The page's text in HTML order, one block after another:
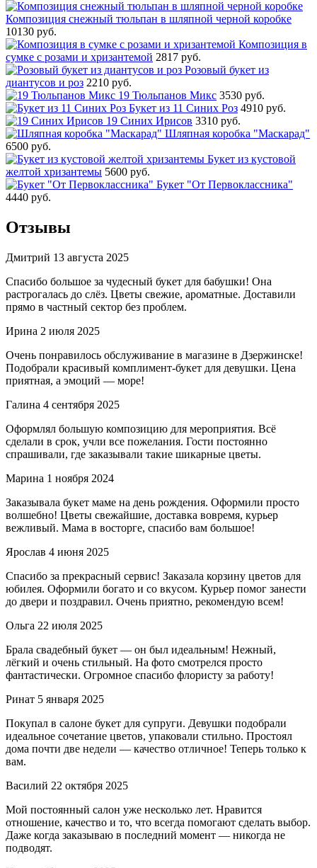
Композиция снежный тюльпан в шляпной черной коробке
10130 руб.
Композиция в
сумке с розами и хризантемой 2817 руб.
Розовый букет из
диантусов и роз 2210 руб.
19 Тюльпанов Микс 3530 руб.
Букет из 11 Синих Роз 4910 руб.
19 Синих Ирисов 3310 руб.
Шляпная коробка "Маскарад"
6500 руб.
Букет из кустовой
желтой хризантемы 5600 руб.
Букет "От Первоклассника"
4440 руб.
Отзывы
Дмитрий 13 августа 2025
Спасибо большое за чудесный букет для бабушки! Она
растрогалась до слёз. Цветы свежие, ароматные. Доставили
прямо в частный сектор без проблем.
Ирина 2 июля 2025
Очень понравилось обслуживание в магазине в Дзержинске!
Подобрали красивый комплимент-букет для девушки. Цена
приятная, а эмоций — море!
Галина 4 сентября 2025
Оформлял большую композицию для мероприятия. Всё
сделали в срок, учли все пожелания. Гости постоянно
спрашивали, где заказывали такие шикарные цветы.
Марина 1 ноября 2024
Заказывала букет маме на день рождения. Оформили просто
волшебно! Цветы свежайшие, доставка вовремя, курьер
вежливый. Мама в восторге, спасибо вам большое!
Ярослав 4 июня 2025
Спасибо за прекрасный сервис! Заказала корзину цветов для
юбилея. Оформили богато и со вкусом. Курьер помог занести
до двери и поздравил. Очень приятно, рекомендую всем!
Ольга 22 июля 2025
Брала свадебный букет — он был идеальным! Нежный,
лёгкий и очень стильный. На фото смотрелся просто
фантастически. Огромное спасибо флористу за работу!
Ринат 5 января 2025
Покупал в салоне букет для супруги. Девушки подобрали
идеальное сочетание цветов, упаковали стильно. Простоял
дома почти две недели — качество отличное! Теперь только к
вам.
Василий 22 октября 2025
Мой постоянный салон уже несколько лет. Нравится
отношение, качество и то, что всегда помогают сделать выбор.
Даже когда заказываю в последний момент — никогда не
подводят.